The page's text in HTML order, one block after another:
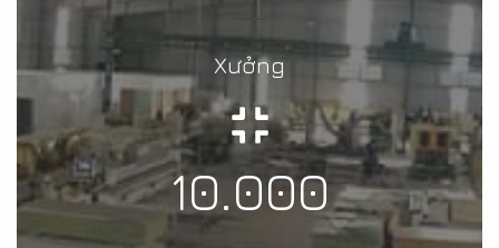
Xưởng
10.000